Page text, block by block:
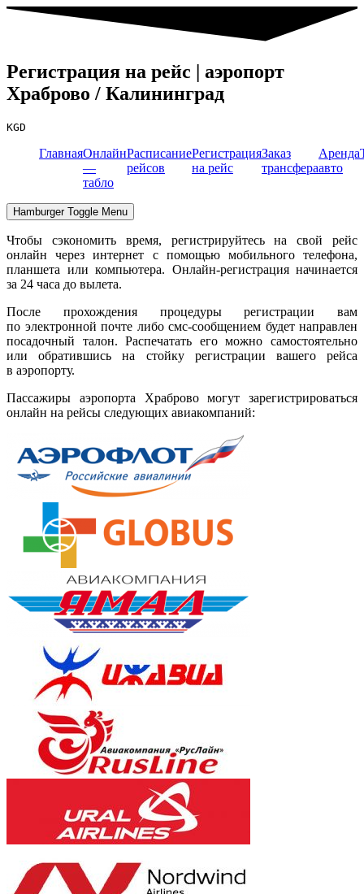
Регистрация на рейс | аэропорт
Храброво / Калининград
KGD
ГлавнаяОнлайн
—
табло
Расписание
рейсов
Регистрация
на рейс
Заказ
трансфера
Аренда
авто
Hamburger Toggle Menu
Чтобы сэкономить время, регистрируйтесь на свой рейс
онлайн через интернет с помощью мобильного телефона,
планшета или компьютера. Онлайн-регистрация начинается
за 24 часа до вылета.
После прохождения процедуры регистрации вам
по электронной почте либо смс-сообщением будет направлен
посадочный талон. Распечатать его можно самостоятельно
или обратившись на стойку регистрации вашего рейса
в аэропорту.
Пассажиры аэропорта Храброво могут зарегистрироваться
онлайн на рейсы следующих авиакомпаний: